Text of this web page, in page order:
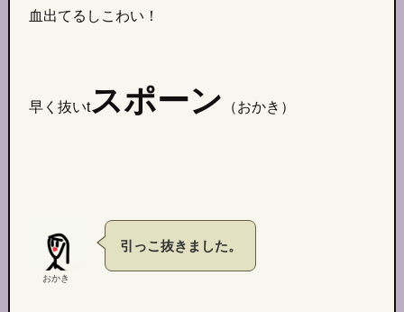
血出てるしこわい！
早く抜いtスポーン （おかき）
おかき
引っこ抜きました。